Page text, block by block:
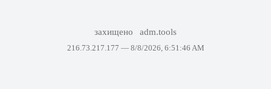
захищено adm.tools
216.73.217.177 — 8/8/2026, 6:51:46 AM